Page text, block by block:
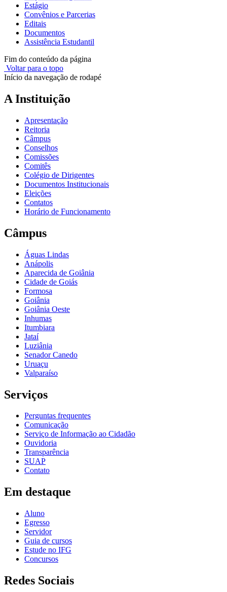
Estágio
Convênios e Parcerias
Editais
Documentos
Assistência Estudantil
Fim do conteúdo da página
Voltar para o topo
Início da navegação de rodapé
A Instituição
Apresentação
Reitoria
Câmpus
Conselhos
Comissões
Comitês
Colégio de Dirigentes
Documentos Institucionais
Eleições
Contatos
Horário de Funcionamento
Câmpus
Águas Lindas
Anápolis
Aparecida de Goiânia
Cidade de Goiás
Formosa
Goiânia
Goiânia Oeste
Inhumas
Itumbiara
Jataí
Luziânia
Senador Canedo
Uruaçu
Valparaíso
Serviços
Perguntas frequentes
Comunicação
Serviço de Informação ao Cidadão
Ouvidoria
Transparência
SUAP
Contato
Em destaque
Aluno
Egresso
Servidor
Guia de cursos
Estude no IFG
Concursos
Redes Sociais